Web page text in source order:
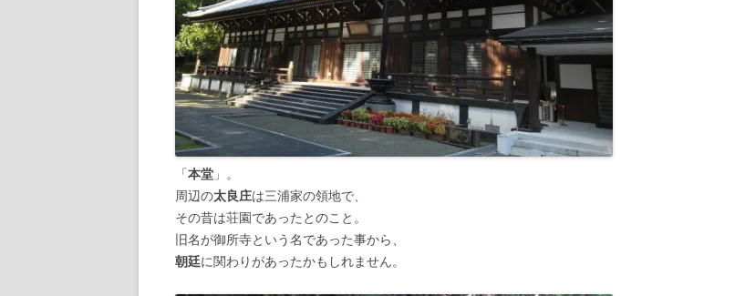
「本堂 」。
周辺の太良庄は三浦家の領地で、
その昔は荘園であったとのこと。
旧名が御所寺という名であった事から、
朝廷に関わりがあったかもしれません。